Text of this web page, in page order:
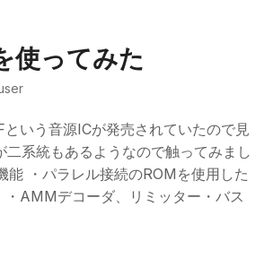
使ってみた
いう音源ICが発売されていたので見
二系統もあるようなので触ってみまし
能 ・パラレル接続のROMを使用した
・AMMデコーダ、リミッター・バス